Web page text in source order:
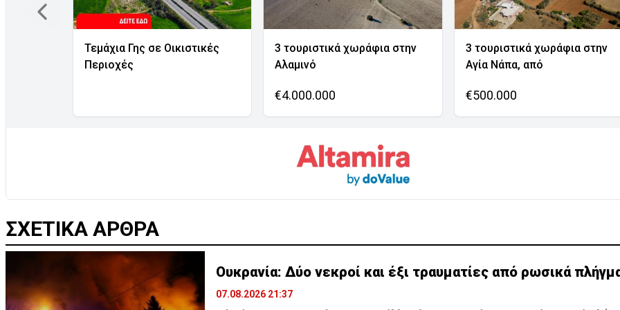
Τεμάχια Γης σε Οικιστικές
Περιοχές
3 τουριστικά χωράφια στην
Αλαμινό
€4.000.000
3 τουριστικά χωράφια στην
Αγία Νάπα, από
€500.000
ΣΧΕΤΙΚΑ ΑΡΘΡΑ
Ουκρανία: Δύο νεκροί και έξι τραυματίες από ρωσικά
07.08.2026 21:37